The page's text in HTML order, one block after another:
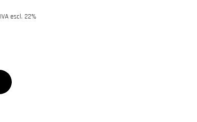
IVA escl. 22%